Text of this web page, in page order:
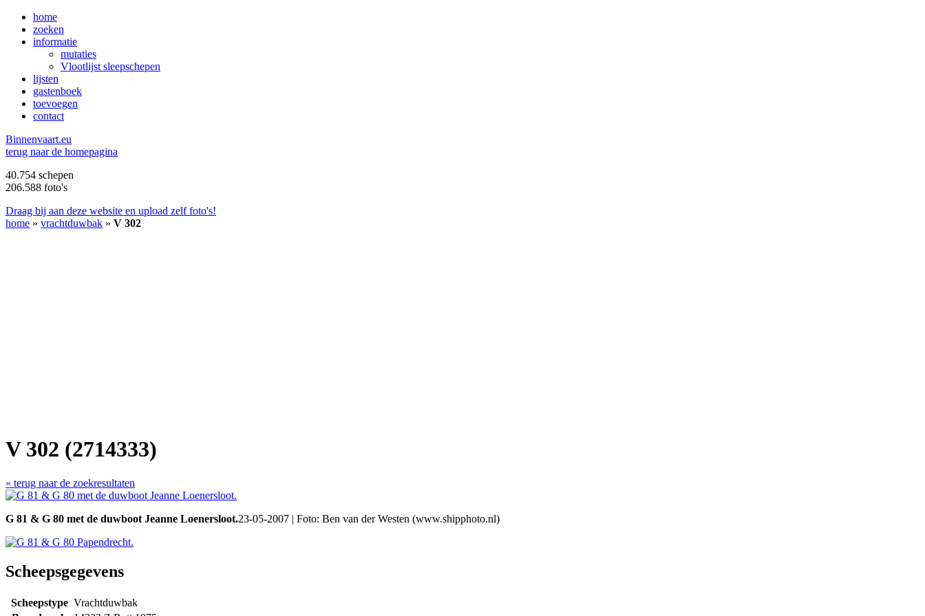
home
zoeken
informatie
mutaties
Vlootlijst sleepschepen
lijsten
gastenboek
toevoegen
contact
Binnenvaart.eu
terug naar de homepagina
40.754 schepen
206.588 foto's
Draag bij aan deze website en upload zelf foto's!
home » vrachtduwbak » V 302
V 302 (2714333)
« terug naar de zoekresultaten
G 81 & G 80 met de duwboot Jeanne Loenersloot.23-05-2007 | Foto: Ben van der Westen (www.shipphoto.nl)
Scheepsgegevens
Scheepstype Vrachtduwbak